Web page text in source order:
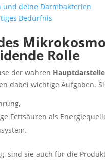
deine Darmbakterien
Bedürfnis
Rolle
der wahren
dabei wichtige Aufgaben.
Fettsäuren als
sind sie auch für die